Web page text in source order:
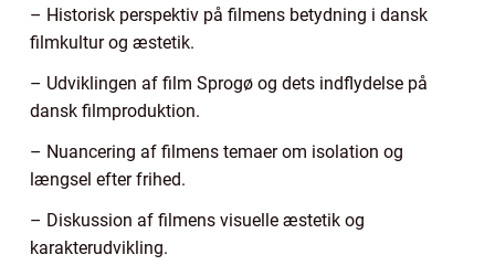
– Historisk perspektiv på filmens betydning i dansk
filmkultur og æstetik.
– Udviklingen af film Sprogø og dets indflydelse på
dansk filmproduktion.
– Nuancering af filmens temaer om isolation og
længsel efter frihed.
– Diskussion af filmens visuelle æstetik og
karakterudvikling.